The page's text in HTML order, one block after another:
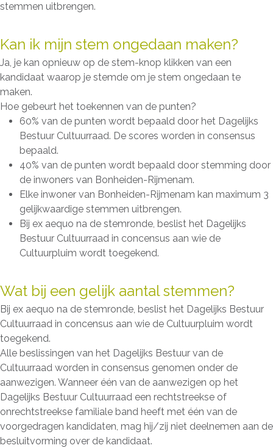
stemmen uitbrengen.
Kan ik mijn stem ongedaan maken?
Ja, je kan opnieuw op de stem-knop klikken van een
kandidaat waarop je stemde om je stem ongedaan te
maken.
Hoe gebeurt het toekennen van de punten?
60% van de punten wordt bepaald door het Dagelijks
Bestuur Cultuurraad. De scores worden in consensus
bepaald.
40% van de punten wordt bepaald door stemming door
de inwoners van Bonheiden-Rijmenam.
Elke inwoner van Bonheiden-Rijmenam kan maximum 3
gelijkwaardige stemmen uitbrengen.
Bij ex aequo na de stemronde, beslist het Dagelijks
Bestuur Cultuurraad in concensus aan wie de
Cultuurpluim wordt toegekend.
Wat bij een gelijk aantal stemmen?
Bij ex aequo na de stemronde, beslist het Dagelijks Bestuur
Cultuurraad in concensus aan wie de Cultuurpluim wordt
toegekend.
Alle beslissingen van het Dagelijks Bestuur van de
Cultuurraad worden in consensus genomen onder de
aanwezigen. Wanneer één van de aanwezigen op het
Dagelijks Bestuur Cultuurraad een rechtstreekse of
onrechtstreekse familiale band heeft met één van de
voorgedragen kandidaten, mag hij/zij niet deelnemen aan de
besluitvorming over de kandidaat.